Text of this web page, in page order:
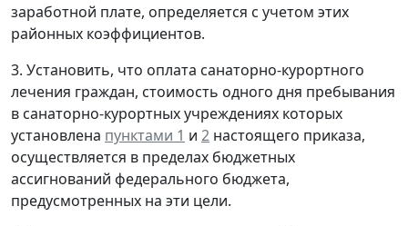
заработной плате, определяется с учетом этих
районных коэффициентов.
3. Установить, что оплата санаторно-курортного
лечения граждан, стоимость одного дня пребывания
в санаторно-курортных учреждениях которых
установлена пунктами 1 и 2 настоящего приказа,
осуществляется в пределах бюджетных
ассигнований федерального бюджета,
предусмотренных на эти цели.